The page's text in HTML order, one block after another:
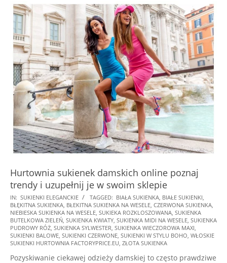
Hurtownia sukienek damskich online poznaj
trendy i uzupełnij je w swoim sklepie
2025-
01-
19
IN: SUKIENKI ELEGANCKIE TAGGED: BIAŁA SUKIENKA, BIAŁE SUKIENKI,
BŁĘKITNA SUKIENKA, BŁEKITNA SUKIENKA NA WESELE, CZERWONA SUKIENKA,
NIEBIESKA SUKIENKA NA WESELE, SUKIEKA ROZKLOSZOWANA, SUKIENKA
BUTELKOWA ZIELEŃ, SUKIENKA KWIATY, SUKIENKA MIDI NA WESELE, SUKIENKA
PUDROWY RÓŻ, SUKIENKA SYLWESTER, SUKIENKA WIECZOROWA MAXI,
SUKIENKI BALOWE, SUKIENKI CZERWONE, SUKIENKI W STYLU BOHO, WŁOSKIE
SUKIENKI HURTOWNIA FACTORYPRICE.EU, ZŁOTA SUKIENKA
Pozyskiwanie ciekawej odzieży damskiej to często prawdziwe